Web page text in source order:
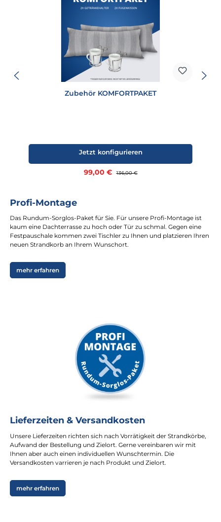
Zubehör KOMFORTPAKET
Verkaufspreis:
99,00 € Regulärer Preis:
136,00 €
Jetzt konfigurieren
Profi-Montage
Das Rundum-Sorglos-Paket für Sie. Für unsere Profi-Montage ist
kaum eine Dachterrasse zu hoch oder Tür zu schmal. Gegen eine
Festpauschale kommen zwei Tischler zu Ihnen und platzieren Ihren
neuen Strandkorb an Ihrem Wunschort.
mehr erfahren
Lieferzeiten & Versandkosten
Unsere Lieferzeiten richten sich nach Vorrätigkeit der Strandkörbe,
Aufwand der Bestellung und Zielort. Gerne vereinbaren wir mit
Ihnen aber auch einen individuellen Wunschtermin. Die
Versandkosten varrieren je nach Produkt und Zielort.
mehr erfahren